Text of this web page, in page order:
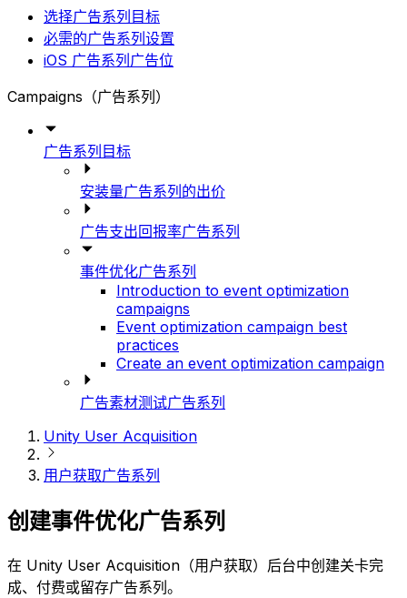
选择广告系列目标
必需的广告系列设置
iOS 广告系列广告位
Campaigns（广告系列）
广告系列目标
安装量广告系列的出价
广告支出回报率广告系列
事件优化广告系列
Introduction to event optimization
campaigns
Event optimization campaign best
practices
Create an event optimization campaign
广告素材测试广告系列
Unity User Acquisition
用户获取广告系列
创建事件优化广告系列
在 Unity User Acquisition（用户获取）后台中创建关卡完
成、付费或留存广告系列。